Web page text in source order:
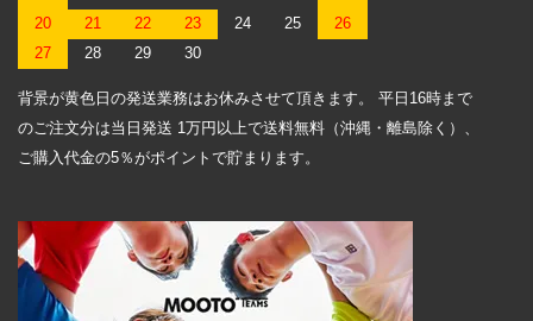
20
21 22 23 24 25
26
27
28 29 30
背景が黄色日の発送業務はお休みさせて頂きます。 平日16時まで
のご注文分は当日発送 1万円以上で送料無料（沖縄・離島除く）、
ご購入代金の5％がポイントで貯まります。